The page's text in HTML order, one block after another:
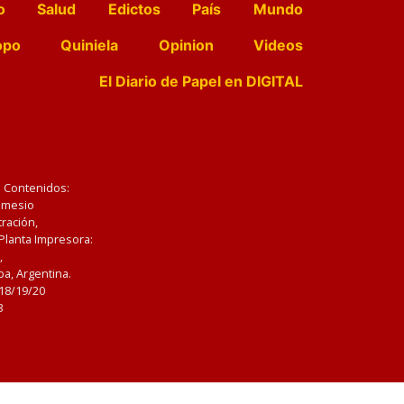
Salud Edictos País
Mundo
Quiniela Opinion
Videos
El Diario de Papel en DIGITAL
Impresora:
Argentina.
19/20